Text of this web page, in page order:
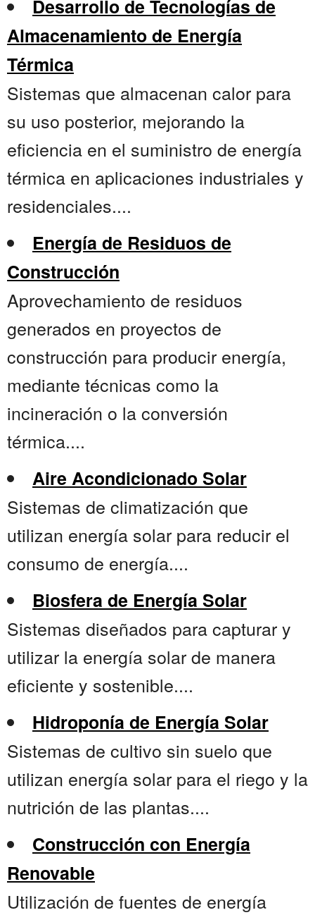
Desarrollo de Tecnologías de
Almacenamiento de Energía
Térmica
Sistemas que almacenan calor para
su uso posterior, mejorando la
eficiencia en el suministro de energía
térmica en aplicaciones industriales y
residenciales....
Energía de Residuos de
Construcción
Aprovechamiento de residuos
generados en proyectos de
construcción para producir energía,
mediante técnicas como la
incineración o la conversión
térmica....
Aire Acondicionado Solar
Sistemas de climatización que
utilizan energía solar para reducir el
consumo de energía....
Biosfera de Energía Solar
Sistemas diseñados para capturar y
utilizar la energía solar de manera
eficiente y sostenible....
Hidroponía de Energía Solar
Sistemas de cultivo sin suelo que
utilizan energía solar para el riego y la
nutrición de las plantas....
Construcción con Energía
Renovable
Utilización de fuentes de energía